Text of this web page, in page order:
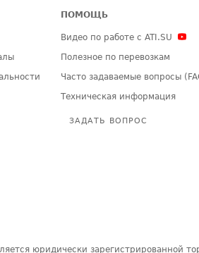
ПОМОЩЬ
Видео по работе с ATI.SU
Полезное по перевозкам
Часто задаваемые вопросы
Техническая информация
ЗАДАТЬ ВОПРОС
юридически зарегистрированной